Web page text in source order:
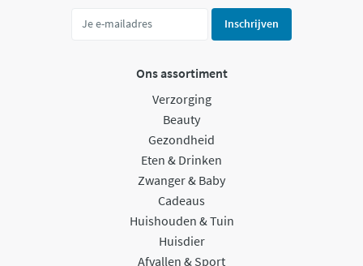
Inschrijven
Ons assortiment
Verzorging
Beauty
Gezondheid
Eten & Drinken
Zwanger & Baby
Cadeaus
Huishouden & Tuin
Huisdier
Afvallen & Sport